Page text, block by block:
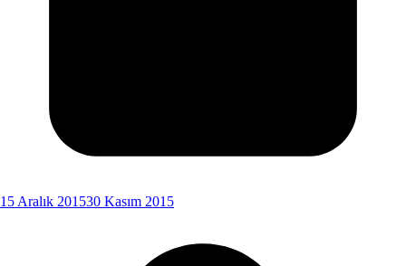
15 Aralık 201530 Kasım 2015